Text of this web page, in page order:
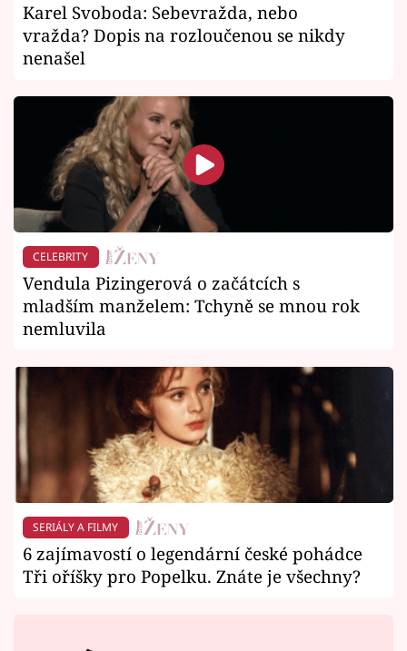
Karel Svoboda: Sebevražda, nebo
vražda? Dopis na rozloučenou se nikdy
nenašel
CELEBRITY
Vendula Pizingerová o začátcích s
mladším manželem: Tchyně se mnou rok
nemluvila
SERIÁLY A FILMY
6 zajímavostí o legendární české pohádce
Tři oříšky pro Popelku. Znáte je všechny?